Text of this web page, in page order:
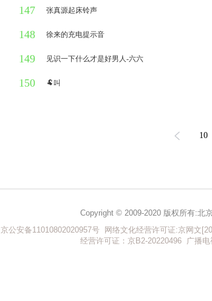
1万人听过
147 张真源起床铃声
1万人听过
148 徐来的充电提示音
1万人听过
149 见识一下什么才是好男人-六六
1万人听过
150 🐏叫
10
Copyright © 2009-2020 版权所有:北
京公安备11010802020957号网络文化经营许可证:京网文
经营许可证：京B2-20220496
广播